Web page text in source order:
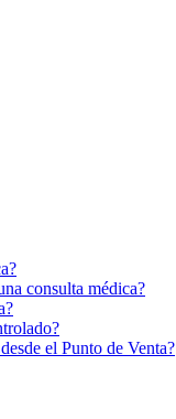
consulta médica?
el Punto de Venta?